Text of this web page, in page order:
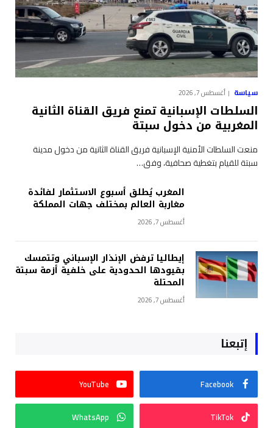
سياسة أغسطس 7, 2026
السلطات الإسبانية تمنع فريق القناة الثانية
المغربية من دخول سبتة
منعت السلطات الأمنية الإسبانية فريق القناة الثانية من دخول مدينة
سبتة للقيام بتغطية صحافية، وفق…
المغرب يُطلق أسبوع الاستثمار لفائدة
مغاربة العالم بمختلف جهات المملكة
أغسطس 7, 2026
إيطاليا ترفض الإنذار الإسباني وتتمسك
بقيودها الحدودية على خلفية أزمة سبتة
المحتلة
أغسطس 7, 2026
إتبعنا
Facebook
YouTube
TikTok
WhatsApp